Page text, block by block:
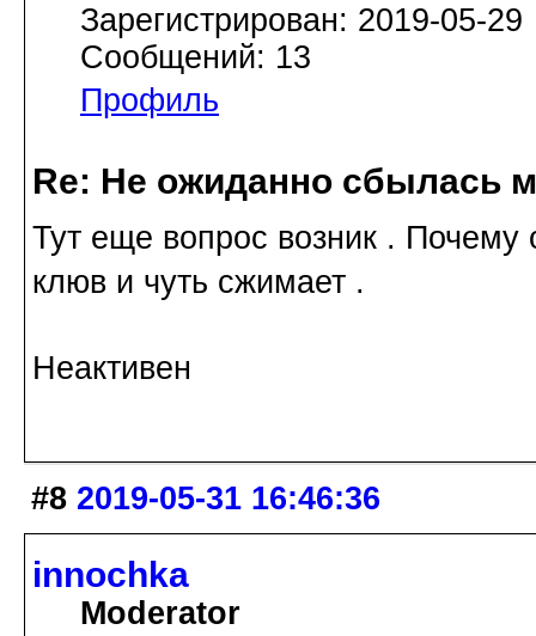
Зарегистрирован: 2019-05-29
Сообщений: 13
Профиль
Re: Не ожиданно сбылась
Тут еще вопрос возник . Почему
клюв и чуть сжимает .
Неактивен
#8 2019-05-31 16:46:36
innochka
Moderator